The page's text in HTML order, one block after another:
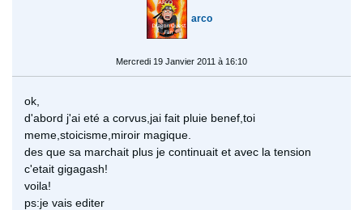
arco
Mercredi 19 Janvier 2011 à 16:10
ok,
d'abord j'ai eté a corvus,jai fait pluie benef,toi
meme,stoicisme,miroir magique.
des que sa marchait plus je continuait et avec la tension
c'etait gigagash!
voila!
ps:je vais editer